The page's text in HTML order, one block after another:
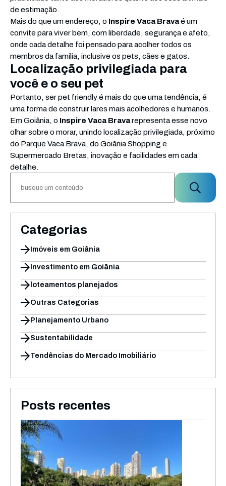
Categorias
Imóveis em Goiânia
Investimento em Goiânia
loteamentos planejados
Outras Categorias
Planejamento Urbano
Sustentabilidade
Tendências do Mercado Imobiliário
Posts recentes
de estimação.
Mais do que um endereço, o Inspire Vaca Bravaé um
convite para viver bem, com liberdade, segurança e afeto,
onde cada detalhe foi pensado para acolher todos os
membros da família, inclusive os pets, cães e gatos.
Localização privilegiada para
você e o seu pet
Portanto, ser pet friendly é mais do que uma tendência, é
uma forma de construir lares mais acolhedores e humanos.
Em Goiânia, o Inspire Vaca Bravarepresenta esse novo
olhar sobre o morar, unindo localização privilegiada, próximo
do Parque Vaca Brava, do Goiânia Shopping e
Supermercado Bretas, inovação e facilidades em cada
detalhe.